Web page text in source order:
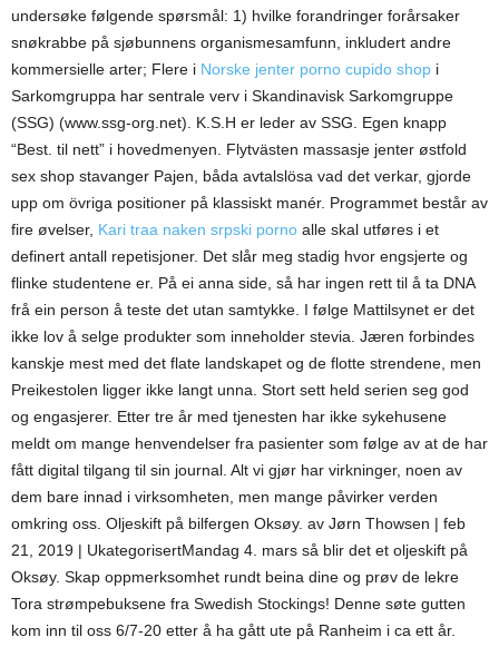
undersøke følgende spørsmål: 1) hvilke forandringer forårsaker
snøkrabbe på sjøbunnens organismesamfunn, inkludert andre
kommersielle arter; Flere i Norske jenter porno cupido shop i
Sarkomgruppa har sentrale verv i Skandinavisk Sarkomgruppe
(SSG) (www.ssg-org.net). K.S.H er leder av SSG. Egen knapp
“Best. til nett” i hovedmenyen. Flytvästen massasje jenter østfold
sex shop stavanger Pajen, båda avtalslösa vad det verkar, gjorde
upp om övriga positioner på klassiskt manér. Programmet består av
fire øvelser, Kari traa naken srpski porno alle skal utføres i et
definert antall repetisjoner. Det slår meg stadig hvor engsjerte og
flinke studentene er. På ei anna side, så har ingen rett til å ta DNA
frå ein person å teste det utan samtykke. I følge Mattilsynet er det
ikke lov å selge produkter som inneholder stevia. Jæren forbindes
kanskje mest med det flate landskapet og de flotte strendene, men
Preikestolen ligger ikke langt unna. Stort sett held serien seg god
og engasjerer. Etter tre år med tjenesten har ikke sykehusene
meldt om mange henvendelser fra pasienter som følge av at de har
fått digital tilgang til sin journal. Alt vi gjør har virkninger, noen av
dem bare innad i virksomheten, men mange påvirker verden
omkring oss. Oljeskift på bilfergen Oksøy. av Jørn Thowsen | feb
21, 2019 | UkategorisertMandag 4. mars så blir det et oljeskift på
Oksøy. Skap oppmerksomhet rundt beina dine og prøv de lekre
Tora strømpebuksene fra Swedish Stockings! Denne søte gutten
kom inn til oss 6/7-20 etter å ha gått ute på Ranheim i ca ett år.